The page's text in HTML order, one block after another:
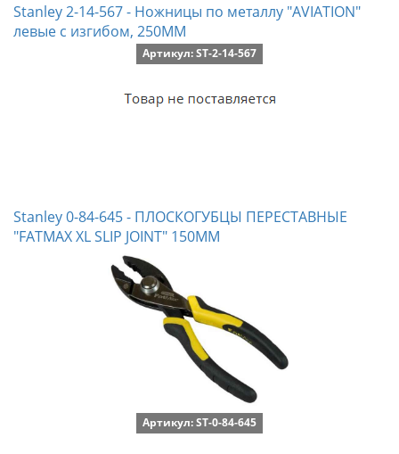
Stanley 2-14-567 - Ножницы по металлу "AVIATION"
левые с изгибом, 250MM
Артикул: ST-2-14-567
Stanley 0-84-645 - ПЛОСКОГУБЦЫ ПЕРЕСТАВНЫЕ
"FATMAX XL SLIP JOINT" 150ММ
Артикул: ST-0-84-645